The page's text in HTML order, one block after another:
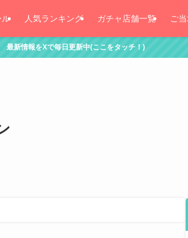
ル 人気ランキング ガチャ店舗一覧 ご
更新中(ここをタッチ！)